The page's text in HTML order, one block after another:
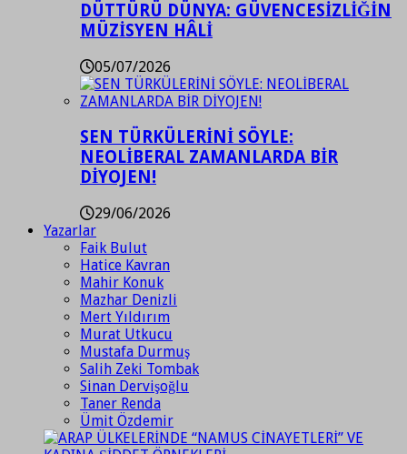
DÜTTÜRÜ DÜNYA: GÜVENCESİZLİĞİN
MÜZİSYEN HÂLİ
05/07/2026
SEN TÜRKÜLERİNİ SÖYLE:
NEOLİBERAL ZAMANLARDA BİR
DİYOJEN!
29/06/2026
Yazarlar
Faik Bulut
Hatice Kavran
Mahir Konuk
Mazhar Denizli
Mert Yıldırım
Murat Utkucu
Mustafa Durmuş
Salih Zeki Tombak
Sinan Dervişoğlu
Taner Renda
Ümit Özdemir